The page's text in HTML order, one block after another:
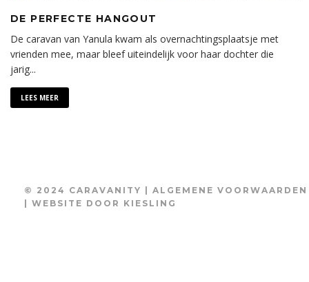
DE PERFECTE HANGOUT
De caravan van Yanula kwam als overnachtingsplaatsje met
vrienden mee, maar bleef uiteindelijk voor haar dochter die
jarig...
LEES MEER
© 2024 CARAVANITY | ALGEMENE VOORWAARDEN
| WEBSITE DOOR KIESLING